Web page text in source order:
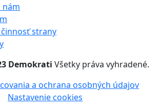
nám
strany
Demokrati Všetky práva vyhradené.
a ochrana osobných údajov
Nastavenie cookies